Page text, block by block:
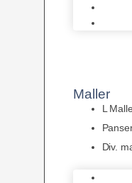
Maller
L
Div.